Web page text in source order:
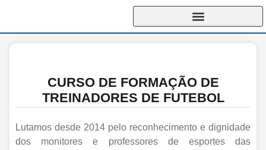
CURSO DE FORMAÇÃO DE
TREINADORES DE FUTEBOL
Lutamos desde 2014 pelo reconhecimento e dignidade
dos monitores e professores de esportes das